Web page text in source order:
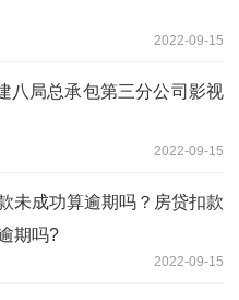
2022-09-15
八局总承包第三分公司影视
2022-09-15
未成功算逾期吗？房贷扣款
期吗?
2022-09-15